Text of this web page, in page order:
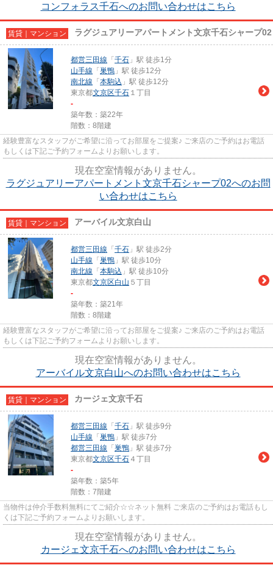
コンフォラス千石へのお問い合わせはこちら
賃貸｜マンション ラグジュアリーアパートメント文京千石シャープ02
都営三田線 「 千石 」駅 徒歩1分
山手線 「 巣鴨 」駅 徒歩12分
南北線 「 本駒込 」駅 徒歩12分
東京都文京区千石 １丁目
-
築年数：築22年
階数：8階建
経験豊富なスタッフがご希望に沿ってお部屋をご提案♪ ご来店のご予約はお電話
もしくは下記ご予約フォームよりお願いします。
現在空室情報がありません。
ラグジュアリーアパートメント文京千石シャープ02へのお問
い合わせはこちら
賃貸｜マンション アーバイル文京白山
都営三田線 「 千石 」駅 徒歩2分
山手線 「 巣鴨 」駅 徒歩10分
南北線 「 本駒込 」駅 徒歩10分
東京都文京区白山 ５丁目
-
築年数：築21年
階数：8階建
経験豊富なスタッフがご希望に沿ってお部屋をご提案♪ ご来店のご予約はお電話
もしくは下記ご予約フォームよりお願いします。
現在空室情報がありません。
アーバイル文京白山へのお問い合わせはこちら
賃貸｜マンション カージェ文京千石
都営三田線 「 千石 」駅 徒歩9分
山手線 「 巣鴨 」駅 徒歩7分
都営三田線 「 巣鴨 」駅 徒歩7分
東京都文京区千石 ４丁目
-
築年数：築5年
階数：7階建
当物件は仲介手数料無料にてご紹介☆☆ネット無料 ご来店のご予約はお電話もし
くは下記ご予約フォームよりお願いします。
現在空室情報がありません。
カージェ文京千石へのお問い合わせはこちら